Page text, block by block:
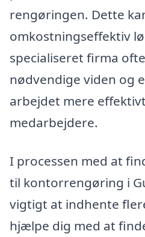
rengøringen. Dette
omkostningseffektiv
specialiseret firma
nødvendige viden og
arbejdet mere
medarbejdere.
I processen med at
til kontorrengøring i
vigtigt at indhente
hjælpe dig med at